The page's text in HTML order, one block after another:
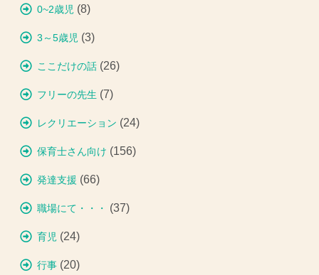
0~2歳児 (8)
3～5歳児 (3)
ここだけの話 (26)
フリーの先生 (7)
レクリエーション (24)
保育士さん向け (156)
発達支援 (66)
職場にて・・・ (37)
育児 (24)
行事 (20)